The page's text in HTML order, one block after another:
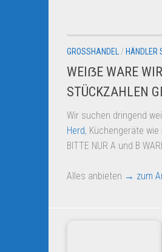
GROSSHANDEL/ HÄNDLER
WEIẞE WARE
STÜCKZAHLEN
Wir suchen dringend
Herd, Küchengeräte wie
BITTE NUR A und B
Alles anbieten → zum